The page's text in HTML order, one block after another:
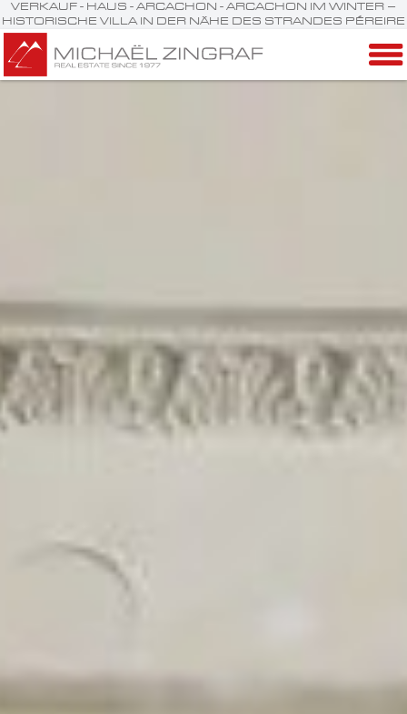
VERKAUF - HAUS - ARCACHON - ARCACHON IM WINTER –
HISTORISCHE VILLA IN DER NÄHE DES STRANDES PÉREIRE